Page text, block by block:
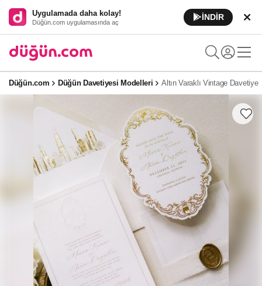
Uygulamada daha kolay!
Düğün.com uygulamasında aç
İNDİR
Düğün.com Düğün Davetiyesi Modelleri Altın Varaklı Vintage Davetiye